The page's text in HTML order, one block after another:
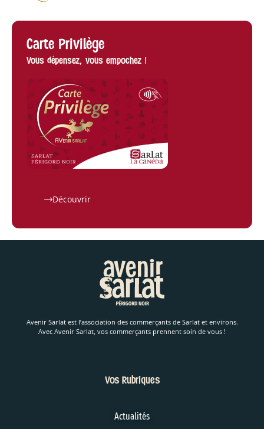
Carte Privilège
Vous dépensez, vous empochez !
Découvrir
Avenir Sarlat est l’association des commerçants de Sarlat et environs.
Avec Avenir Sarlat, vos commerçants prennent soin de vous !
Vos Rubriques
Actualités